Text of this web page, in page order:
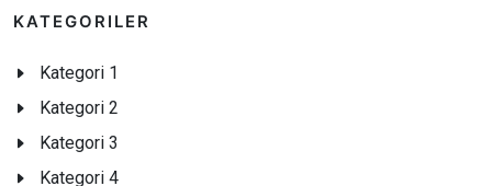
KATEGORILER
Kategori 1
Kategori 2
Kategori 3
Kategori 4